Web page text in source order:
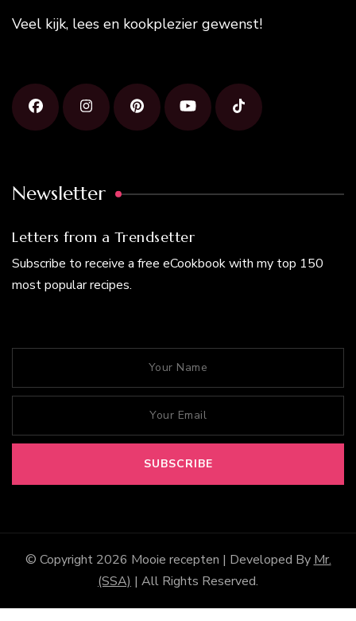
Veel kijk, lees en kookplezier gewenst!
Newsletter
Letters from a Trendsetter
Subscribe to receive a free eCookbook with my top 150
most popular recipes.
© Copyright 2026 Mooie recepten | Developed By Mr.
(SSA) | All Rights Reserved.